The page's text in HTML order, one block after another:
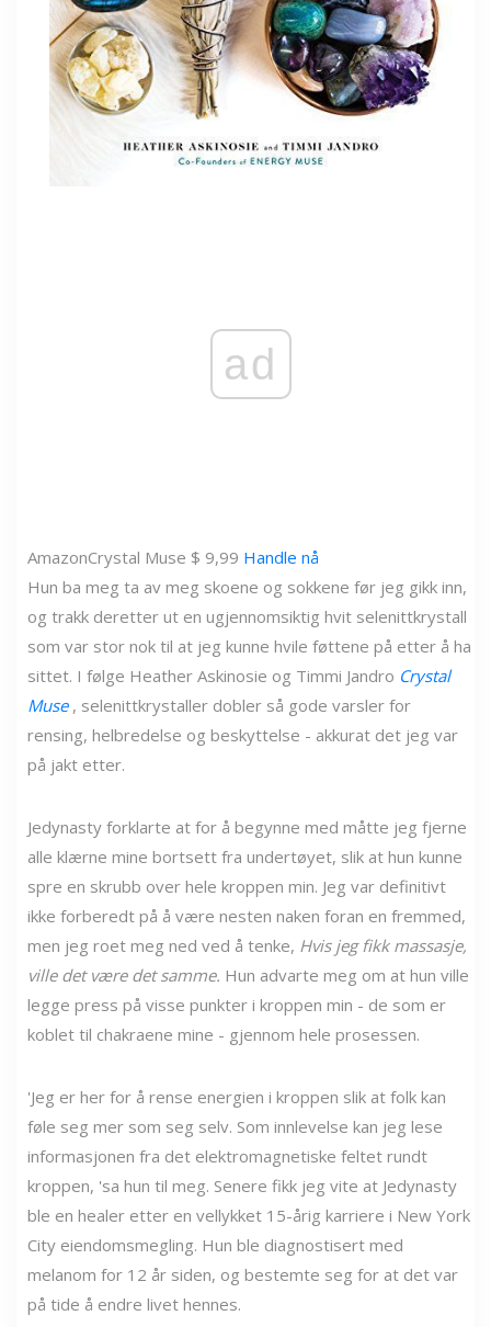
ad
AmazonCrystal Muse $ 9,99 Handle nå
Hun ba meg ta av meg skoene og sokkene før jeg gikk inn,
og trakk deretter ut en ugjennomsiktig hvit selenittkrystall
som var stor nok til at jeg kunne hvile føttene på etter å ha
sittet. I følge Heather Askinosie og Timmi Jandro Crystal
Muse , selenittkrystaller dobler så gode varsler for
rensing, helbredelse og beskyttelse - akkurat det jeg var
på jakt etter.
Jedynasty forklarte at for å begynne med måtte jeg fjerne
alle klærne mine bortsett fra undertøyet, slik at hun kunne
spre en skrubb over hele kroppen min. Jeg var definitivt
ikke forberedt på å være nesten naken foran en fremmed,
men jeg roet meg ned ved å tenke, Hvis jeg fikk massasje,
ville det være det samme. Hun advarte meg om at hun ville
legge press på visse punkter i kroppen min - de som er
koblet til chakraene mine - gjennom hele prosessen.
'Jeg er her for å rense energien i kroppen slik at folk kan
føle seg mer som seg selv. Som innlevelse kan jeg lese
informasjonen fra det elektromagnetiske feltet rundt
kroppen, 'sa hun til meg. Senere fikk jeg vite at Jedynasty
ble en healer etter en vellykket 15-årig karriere i New York
City eiendomsmegling. Hun ble diagnostisert med
melanom for 12 år siden, og bestemte seg for at det var
på tide å endre livet hennes.